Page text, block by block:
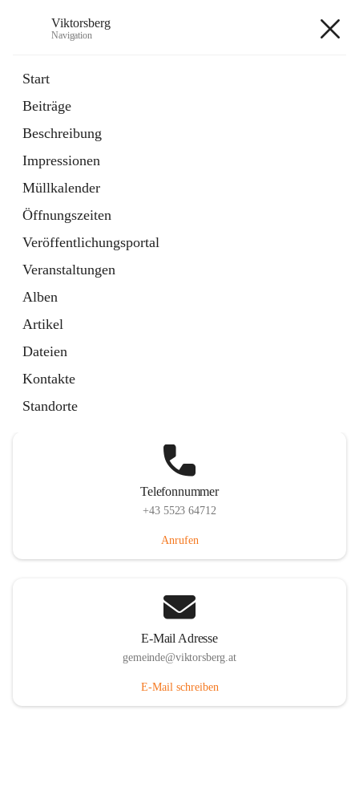
Viktorsberg
Navigation
Start
Beiträge
Beschreibung
Impressionen
Müllkalender
Öffnungszeiten
Veröffentlichungsportal
Veranstaltungen
Alben
Artikel
Dateien
Kontakte
Standorte
1 Schnellzugriff
Bürgerservice
10 Schnellzugriffe
Telefonnummer
+43 5523 64712
Anrufen
E-Mail Adresse
gemeinde@viktorsberg.at
E-Mail schreiben